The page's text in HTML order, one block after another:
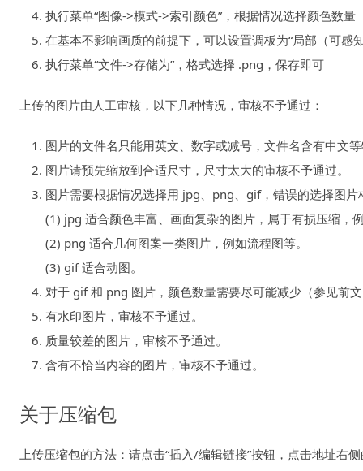
执行菜单“图像->模式->索引颜色”，根据情况选择颜色数量
在基本不影响画质的前提下，可以设置调板为“局部（可
执行菜单“文件->存储为”，格式选择 .png，保存即可
上传的图片由人工审核，以下几种情况，审核不予通过：
图片的文件名只能用英文、数字或减号，文件名含有中文
图片请预先缩放到合适尺寸，尺寸太大的审核不予通过。
图片需要根据情况选择用 jpg、png、gif，错误的选择图片
(1) jpg 适合颜色丰富、画面复杂的图片，属于有损压缩，
(2) png 适合几何图案一类图片，例如流程图等。
(3) gif 适合动图。
对于 gif 和 png 图片，颜色数量需要尽可能减少（参见前
有水印图片，审核不予通过。
质量较差的图片，审核不予通过。
含有不恰当内容的图片，审核不予通过。
关于压缩包
上传压缩包的方法：请点击“插入/编辑链接”按钮，点击地址右